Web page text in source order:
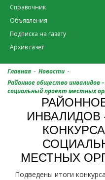
Справочник
Объявления
Подписка на газету
Архив газет
Главная - Новости -
Районное общество инвалидов
социальный проект местных
ИНВАЛИДОВ
МЕСТНЫХ
Подведены итоги